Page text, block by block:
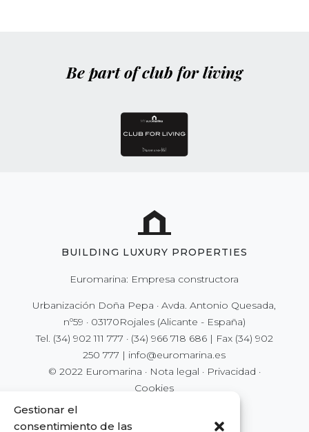
Gestionar el
consentimiento de las
Be part of club for living
BUILDING LUXURY PROPERTIES
Euromarina: Empresa constructora
Urbanización Doña Pepa · Avda. Antonio Quesada,
nº59 · 03170Rojales (Alicante - España)
Tel. (34) 902 111 777 · (34) 966 718 686| Fax (34) 902
250 777 | info@euromarina.es
© 2022 Euromarina · Nota legal · Privacidad ·
Cookies